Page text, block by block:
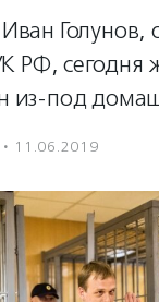
РФ, сегодня
из-под
· 11.06.2019